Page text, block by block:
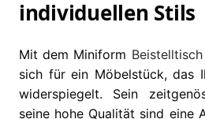
individuellen Stils
Mit dem Miniform Beistelltisch
sich für ein Möbelstück, das
widerspiegelt. Sein
seine hohe Qualität sind eine